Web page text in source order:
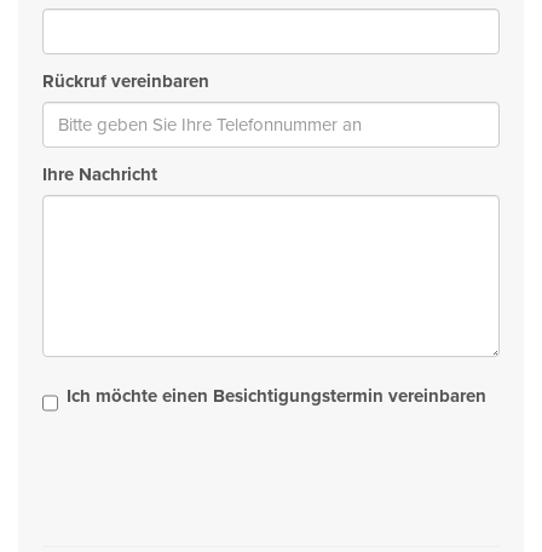
Rückruf vereinbaren
Ihre Nachricht
Ich möchte einen Besichtigungstermin vereinbaren